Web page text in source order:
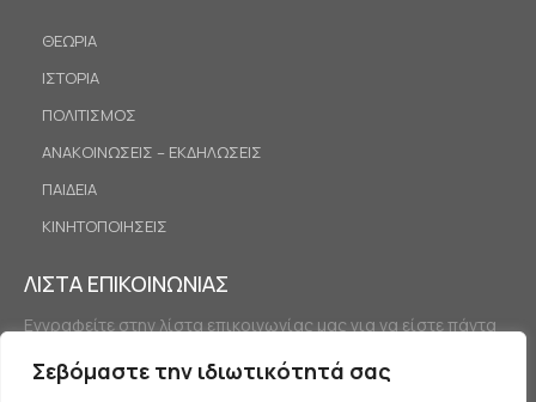
Σεβόμαστε την ιδιωτικότητά σας
ΘΕΩΡΙΑ
ΙΣΤΟΡΙΑ
ΠΟΛΙΤΙΣΜΟΣ
ΑΝΑΚΟΙΝΩΣΕΙΣ – ΕΚΔΗΛΩΣΕΙΣ
ΠΑΙΔΕΙΑ
ΚΙΝΗΤΟΠΟΙΗΣΕΙΣ
ΛΙΣΤΑ ΕΠΙΚΟΙΝΩΝΙΑΣ
Εγγραφείτε στην λίστα επικοινωνίας μας για να είστε πάντα